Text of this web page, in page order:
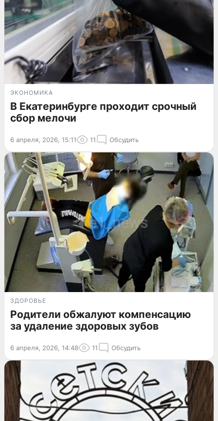
ЭКОНОМИКА
В Екатеринбурге проходит срочный
сбор мелочи
6 апреля, 2026, 15:11 11 Обсудить
ЗДОРОВЬЕ
Родители обжалуют компенсацию
за удаление здоровых зубов
6 апреля, 2026, 14:48 11 Обсудить